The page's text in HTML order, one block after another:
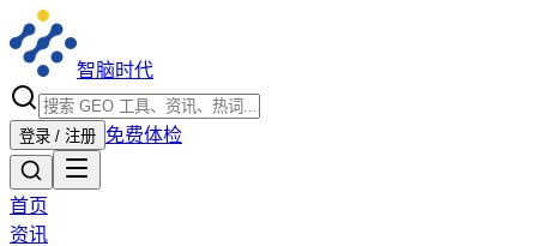
智脑时代
登录 / 注册 免费体检
首页
资讯